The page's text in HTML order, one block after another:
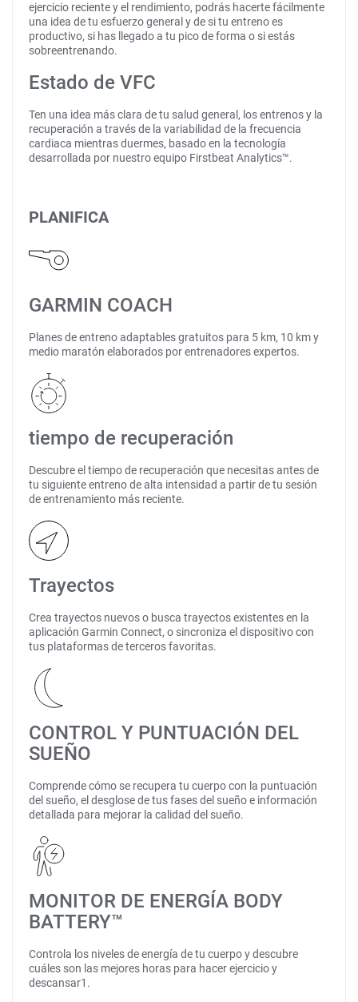
ejercicio reciente y el rendimiento, podrás hacerte fácilmente
una idea de tu esfuerzo general y de si tu entreno es
productivo, si has llegado a tu pico de forma o si estás
sobreentrenando.
Estado de VFC
Ten una idea más clara de tu salud general, los entrenos y la
recuperación a través de la variabilidad de la frecuencia
cardiaca mientras duermes, basado en la tecnología
desarrollada por nuestro equipo Firstbeat Analytics™.
PLANIFICA
GARMIN COACH
Planes de entreno adaptables gratuitos para 5 km, 10 km y
medio maratón elaborados por entrenadores expertos.
tiempo de recuperación
Descubre el tiempo de recuperación que necesitas antes de
tu siguiente entreno de alta intensidad a partir de tu sesión
de entrenamiento más reciente.
Trayectos
Crea trayectos nuevos o busca trayectos existentes en la
aplicación Garmin Connect, o sincroniza el dispositivo con
tus plataformas de terceros favoritas.
CONTROL Y PUNTUACIÓN DEL
SUEÑO
Comprende cómo se recupera tu cuerpo con la puntuación
del sueño, el desglose de tus fases del sueño e información
detallada para mejorar la calidad del sueño.
MONITOR DE ENERGÍA BODY
BATTERY™
Controla los niveles de energía de tu cuerpo y descubre
cuáles son las mejores horas para hacer ejercicio y
descansar1.